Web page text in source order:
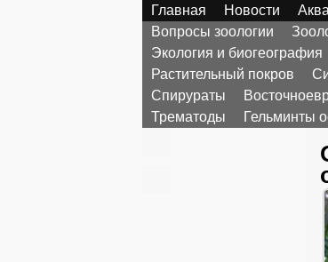
Главная Новости
Вопросы зоологии
Экология и биогеография
Растительный покров
Спирураты
Трематоды
Гельминты